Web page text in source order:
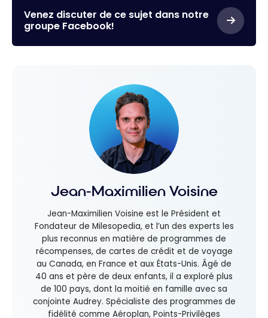
Venez discuter de ce sujet dans notre
groupe Facebook!
Jean-Maximilien Voisine
Jean-Maximilien Voisine est le Président et
Fondateur de Milesopedia, et l’un des experts les
plus reconnus en matière de programmes de
récompenses, de cartes de crédit et de voyage
au Canada, en France et aux États-Unis. Âgé de
40 ans et père de deux enfants, il a exploré plus
de 100 pays, dont la moitié en famille avec sa
conjointe Audrey. Spécialiste des programmes de
fidélité comme Aéroplan, Points-Privilèges